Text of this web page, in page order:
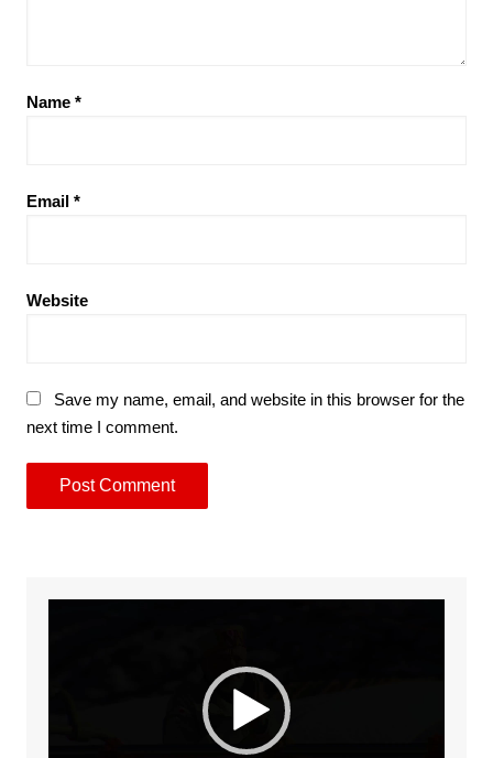
Name *
Email *
Website
Save my name, email, and website in this browser for the
next time I comment.